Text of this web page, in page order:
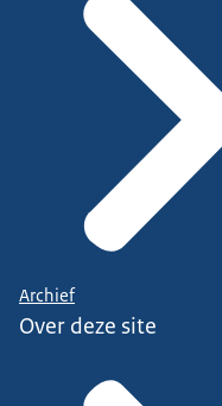
Archief
Over deze site